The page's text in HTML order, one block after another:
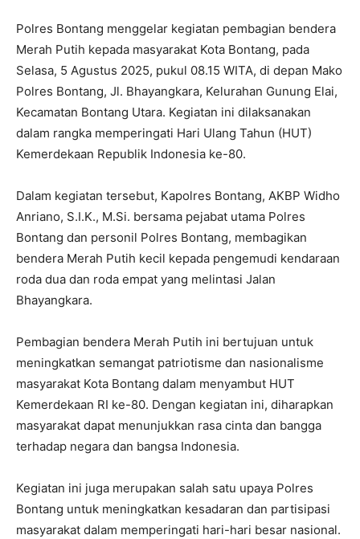
Polres Bontang menggelar kegiatan pembagian bendera
Merah Putih kepada masyarakat Kota Bontang, pada
Selasa, 5 Agustus 2025, pukul 08.15 WITA, di depan Mako
Polres Bontang, Jl. Bhayangkara, Kelurahan Gunung Elai,
Kecamatan Bontang Utara. Kegiatan ini dilaksanakan
dalam rangka memperingati Hari Ulang Tahun (HUT)
Kemerdekaan Republik Indonesia ke-80.
Dalam kegiatan tersebut, Kapolres Bontang, AKBP Widho
Anriano, S.I.K., M.Si. bersama pejabat utama Polres
Bontang dan personil Polres Bontang, membagikan
bendera Merah Putih kecil kepada pengemudi kendaraan
roda dua dan roda empat yang melintasi Jalan
Bhayangkara.
Pembagian bendera Merah Putih ini bertujuan untuk
meningkatkan semangat patriotisme dan nasionalisme
masyarakat Kota Bontang dalam menyambut HUT
Kemerdekaan RI ke-80. Dengan kegiatan ini, diharapkan
masyarakat dapat menunjukkan rasa cinta dan bangga
terhadap negara dan bangsa Indonesia.
Kegiatan ini juga merupakan salah satu upaya Polres
Bontang untuk meningkatkan kesadaran dan partisipasi
masyarakat dalam memperingati hari-hari besar nasional.